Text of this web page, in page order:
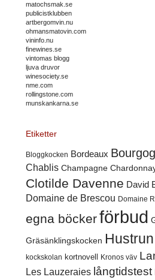
matochsmak.se
publicistklubben
artbergomvin.nu
ohmansmatovin.com
vininfo.nu
finewines.se
vintomas blogg
ljuva druvor
winesociety.se
nme.com
rollingstone.com
munskankarna.se
Etiketter
Bloggkocken Bordeaux
Chablis Champagne
Clotilde Davenne David
Domaine de Brescou Domaine
egna böckerförbud
Gräsänklingskocken Hustrun
kockskolan kortnovell Kronos väv
Les Lauzeraies långtidstest